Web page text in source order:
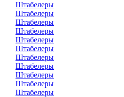
Штабелеры
Штабелеры
Штабелеры
Штабелеры
Штабелеры
Штабелеры
Штабелеры
Штабелеры
Штабелеры
Штабелеры
Штабелеры